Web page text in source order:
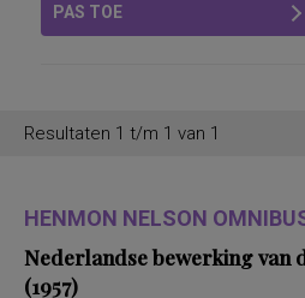
PAS TOE
Resultaten 1 t/m 1 van 1
HENMON NELSON
Nederlandse bewerking van
(1957)